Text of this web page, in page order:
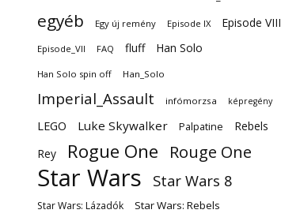
egyéb Egy új remény Episode IX Episode VIII
Episode_VII FAQ fluff Han Solo
Han Solo spin off Han_Solo
Imperial_Assault infómorzsa képregény
LEGO Luke Skywalker Palpatine
Rebels
Rey
Rogue One Rouge One
Star Wars Star Wars 8
Star Wars: Lázadók Star Wars: Rebels